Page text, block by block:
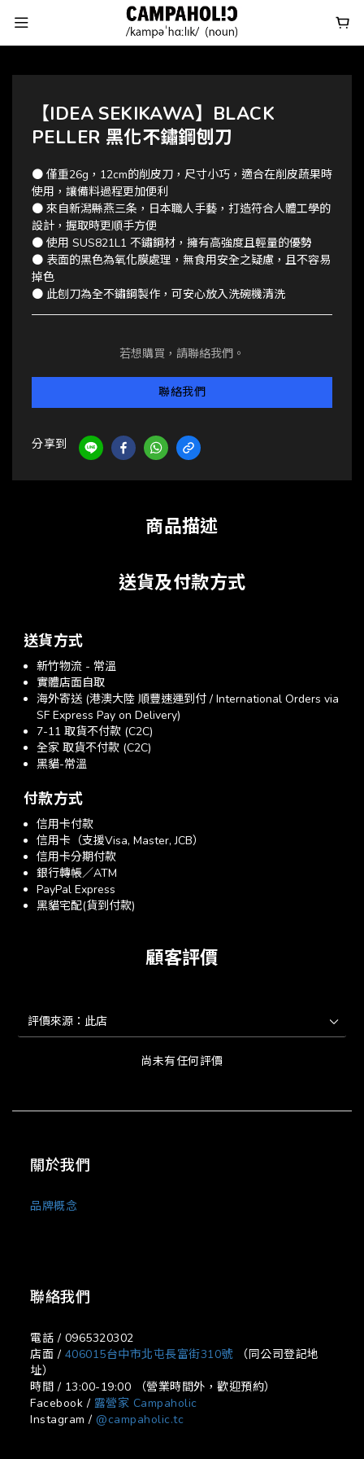
【IDEA SEKIKAWA】BLACK
PELLER 黑化不鏽鋼刨刀
● 僅重26g，12cm的削皮刀，尺寸小巧，適合在削皮蔬果時
使用，讓備料過程更加便利
● 來自新潟縣燕三条，日本職人手藝，打造符合人體工學的
設計，握取時更順手方便
● 使用 SUS821L1 不鏽鋼材，擁有高強度且輕量的優勢
● 表面的黑色為氧化膜處理，無食用安全之疑慮，且不容易
掉色
● 此刨刀為全不鏽鋼製作，可安心放入洗碗機清洗
若想購買，請聯絡我們。
聯絡我們
分享到
商品描述
送貨及付款方式
送貨方式
新竹物流 - 常溫
實體店面自取
海外寄送 (港澳大陸 順豐速運到付 / International Orders via
SF Express Pay on Delivery)
7-11 取貨不付款 (C2C)
全家 取貨不付款 (C2C)
黑貓-常溫
付款方式
信用卡付款
信用卡（支援Visa, Master, JCB）
信用卡分期付款
銀行轉帳／ATM
PayPal Express
黑貓宅配(貨到付款)
顧客評價
尚未有任何評價
關於我們
品牌概念
聯絡我們
電話 / 0965320302
店面 / 406015台中市北屯長富街310號（同公司登記地
址）
時間 / 13:00-19:00 （營業時間外，歡迎預約）
Facebook / 露營家 Campaholic
Instagram / @campaholic.tc